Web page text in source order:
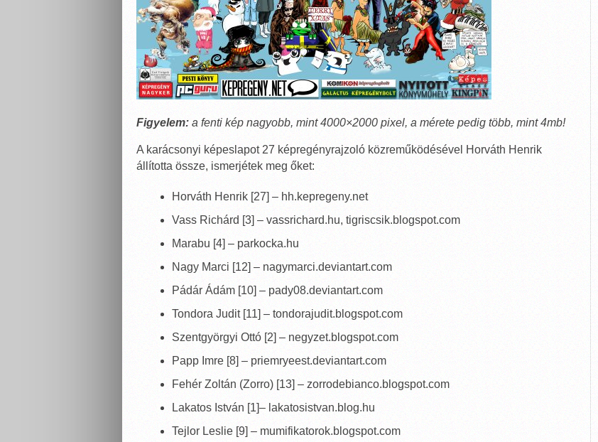
Figyelem: a fenti kép nagyobb, mint 4000×2000 pixel, a mérete pedig több, mint 4mb!
A karácsonyi képeslapot 27 képregényrajzoló közreműködésével Horváth Henrik
állította össze, ismerjétek meg őket:
Horváth Henrik [27] – hh.kepregeny.net
Vass Richárd [3] – vassrichard.hu, tigriscsik.blogspot.com
Marabu [4] – parkocka.hu
Nagy Marci [12] – nagymarci.deviantart.com
Pádár Ádám [10] – pady08.deviantart.com
Tondora Judit [11] – tondorajudit.blogspot.com
Szentgyörgyi Ottó [2] – negyzet.blogspot.com
Papp Imre [8] – priemryeest.deviantart.com
Fehér Zoltán (Zorro) [13] – zorrodebianco.blogspot.com
Lakatos István [1]– lakatosistvan.blog.hu
Tejlor Leslie [9] – mumifikatorok.blogspot.com